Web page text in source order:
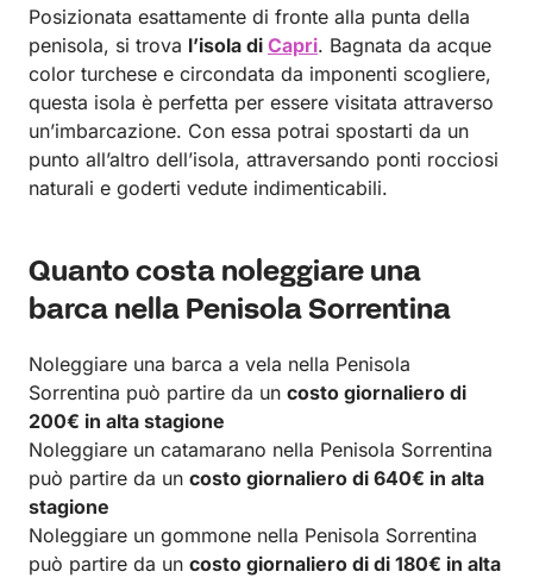
Posizionata esattamente di fronte alla punta della
penisola, si trova l’isola di Capri. Bagnata da acque
color turchese e circondata da imponenti scogliere,
questa isola è perfetta per essere visitata attraverso
un’imbarcazione. Con essa potrai spostarti da un
punto all’altro dell’isola, attraversando ponti rocciosi
naturali e goderti vedute indimenticabili.
Quanto costa noleggiare una
barca nella Penisola Sorrentina
Noleggiare una barca a vela nella Penisola
Sorrentina può partire da un costo giornaliero di
200€ in alta stagione
Noleggiare un catamarano nella Penisola Sorrentina
può partire da un costo giornaliero di 640€ in alta
stagione
Noleggiare un gommone nella Penisola Sorrentina
può partire da un costo giornaliero di di 180€ in alta